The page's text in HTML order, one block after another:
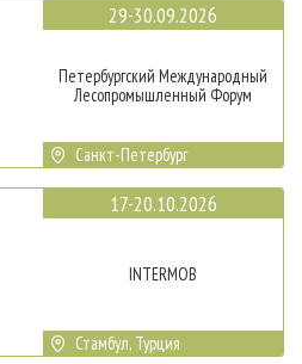
29-30.09.2026
Петербургский Международный
Лесопромышленный Форум
Санкт-Петербург
17-20.10.2026
INTERMOB
Стамбул, Турция